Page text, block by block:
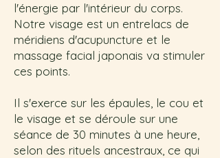
l'énergie par l'intérieur du corps.
Notre visage est un entrelacs de
méridiens d'acupuncture et le
massage facial japonais va stimuler
ces points.
Il s'exerce sur les épaules, le cou et
le visage et se déroule sur une
séance de 30 minutes à une heure,
selon des rituels ancestraux, ce qui